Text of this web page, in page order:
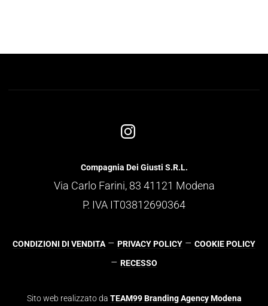
Compagnia Dei Giusti S.R.L.
Via Carlo Farini, 83 41121 Modena
P. IVA IT03812690364
CONDIZIONI DI VENDITA – PRIVACY POLICY – COOKIE POLICY
– RECESSO
Sito web realizzato da TEAM99 Branding Agency Modena